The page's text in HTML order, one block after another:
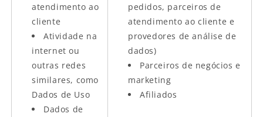
atendimento ao
cliente
Atividade na
internet ou
outras redes
similares, como
Dados de Uso
Dados de
pedidos, parceiros de
atendimento ao cliente e
provedores de análise de
dados)
Parceiros de negócios e
marketing
Afiliados